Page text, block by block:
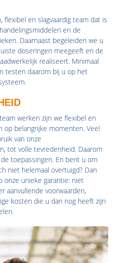
flexibel en slagvaardig team dat is
en de
Daarnaast begeleiden we u
doseringen meegeeft en de
realiseert. Minimaal
testen daarom bij u op het
werken zijn we flexibel en
op belangrijke momenten. Veel
van onze
tot volle tevredenheid. Daarom
toepassingen. En bent u om
niet helemaal overtuigd? Dan
unieke garantie: niet
aanvullende voorwaarden,
kosten die u dan nog heeft zijn